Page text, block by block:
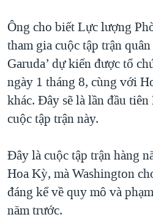
Ông cho biết Lực lượng
tham gia cuộc tập trận
Garuda’ dự kiến được tổ
ngày 1 tháng 8, cùng với
khác. Đây sẽ là lần đầu
cuộc tập trận này.
Đây là cuộc tập trận hàng
Hoa Kỳ, mà Washington
đáng kể về quy mô và
năm trước.